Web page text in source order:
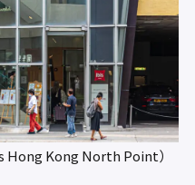
Hong Kong North Point）